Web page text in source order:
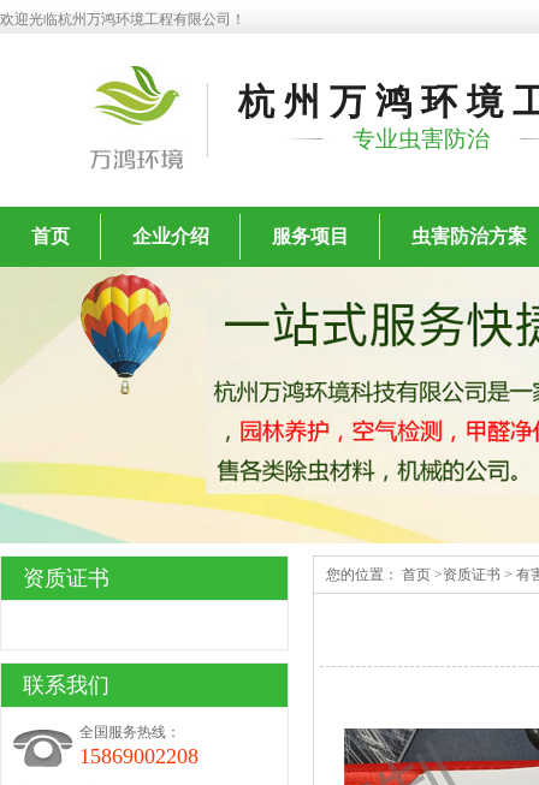
欢迎光临杭州万鸿环境工程有限公司！
杭州万鸿环境
专业虫害防治
首页 企业介绍 服务项目 虫害防治方案
资质证书
联系我们
全国服务热线：
15869002208
您的位置： 首页 >资质证书 > 有